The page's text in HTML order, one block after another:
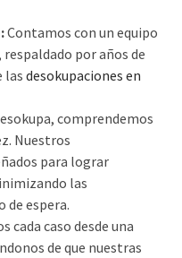
Contamos con un equipo
por años de
las desokupaciones en
comprendemos
Nuestros
para lograr
las
de espera.
cada caso desde una
de que nuestras